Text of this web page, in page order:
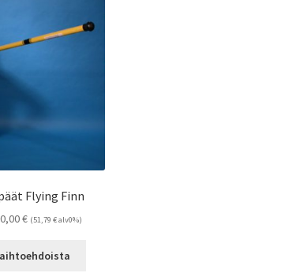
Flying Finn
€Hintaluokka:
-
(51,79 €alv0%)